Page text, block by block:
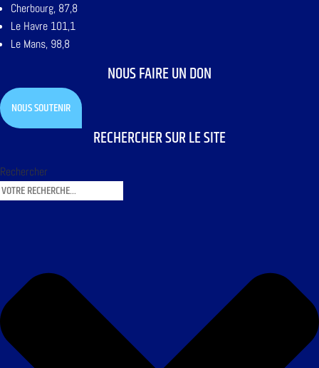
Cherbourg, 87,8
Le Havre 101,1
Le Mans, 98,8
NOUS FAIRE UN DON
NOUS SOUTENIR
RECHERCHER SUR LE SITE
Rechercher